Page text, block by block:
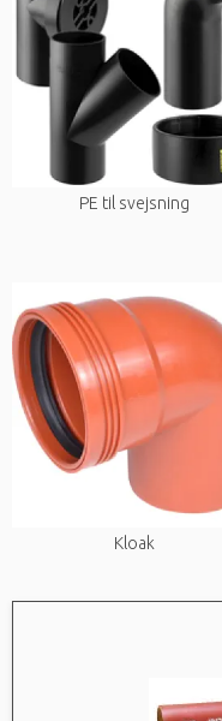
PE til svejsning
Kloak